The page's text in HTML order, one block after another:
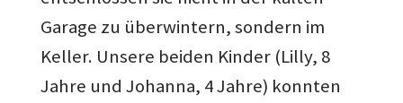
Garage zu überwintern, sondern im
Keller. Unsere beiden Kinder (Lilly, 8
Jahre und Johanna, 4 Jahre) konnten